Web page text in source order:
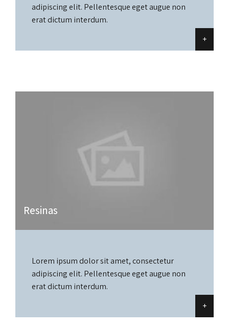
adipiscing elit. Pellentesque eget augue non
erat dictum interdum.
+
Resinas
Lorem ipsum dolor sit amet, consectetur
adipiscing elit. Pellentesque eget augue non
erat dictum interdum.
+